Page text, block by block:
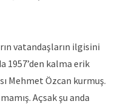
vatandaşların ilgisini
1957’den kalma erik
Mehmet Özcan kurmuş.
Açsak şu anda